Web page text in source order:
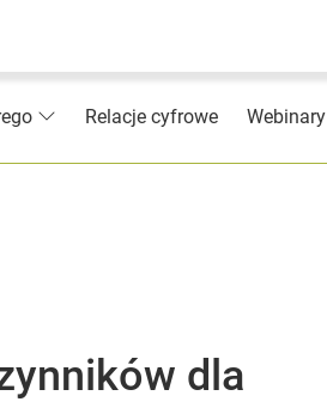
Relacje cyfrowe Webinary
dla